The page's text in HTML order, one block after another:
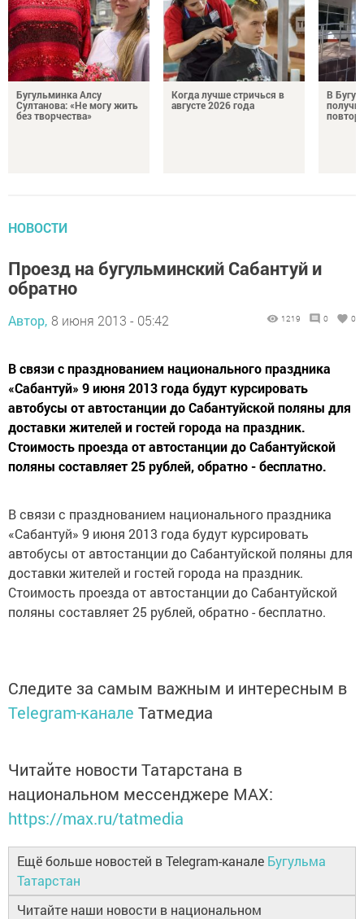
Бугульминка Алсу
Султанова: «Не могу жить
без творчества»
Когда лучше стричься в
августе 2026 года
В
НОВОСТИ
Проезд на бугульминский Сабантуй и
обратно
Автор, 8 июня 2013 - 05:42 1219 0 0
В связи с празднованием национального праздника
«Сабантуй» 9 июня 2013 года будут курсировать
автобусы от автостанции до Сабантуйской поляны для
доставки жителей и гостей города на праздник.
Стоимость проезда от автостанции до Сабантуйской
поляны составляет 25 рублей, обратно - бесплатно.
В связи с празднованием национального праздника
«Сабантуй» 9 июня 2013 года будут курсировать
автобусы от автостанции до Сабантуйской поляны для
доставки жителей и гостей города на праздник.
Стоимость проезда от автостанции до Сабантуйской
поляны составляет 25 рублей, обратно - бесплатно.
Следите за самым важным и интересным в
Telegram-канале Татмедиа
Читайте новости Татарстана в
национальном мессенджере MАХ:
https://max.ru/tatmedia
Ещё больше новостей в Telegram-канале Бугульма
Татарстан
Читайте наши новости в национальном